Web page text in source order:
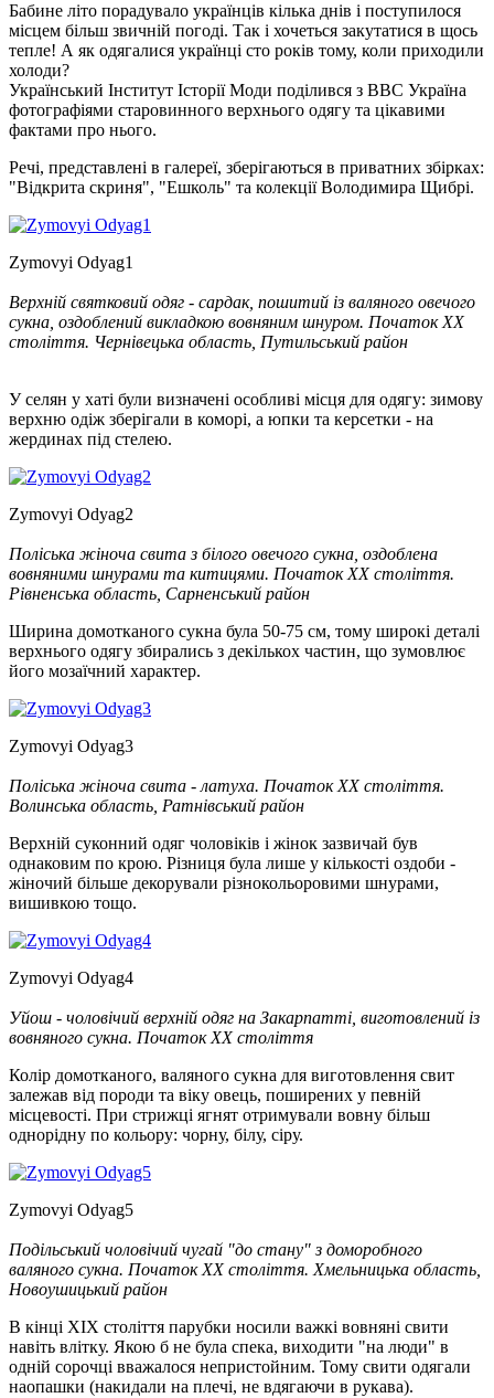
Бабине літо порадувало українців кілька днів і поступилося
місцем більш звичній погоді. Так і хочеться закутатися в щось
тепле! А як одягалися українці сто років тому, коли приходили
холоди?
Український Інститут Історії Моди поділився з BBC Україна
фотографіями старовинного верхнього одягу та цікавими
фактами про нього.
Речі, представлені в галереї, зберігаються в приватних збірках:
"Відкрита скриня", "Ешколь" та колекції Володимира Щибрі.
Zymovyi Odyag1
Верхній святковий одяг - сардак, пошитий із валяного овечого
сукна, оздоблений викладкою вовняним шнуром. Початок XX
століття. Чернівецька область, Путильський район
У селян у хаті були визначені особливі місця для одягу: зимову
верхню одіж зберігали в коморі, а юпки та керсетки - на
жердинах під стелею.
Zymovyi Odyag2
Поліська жіноча свита з білого овечого сукна, оздоблена
вовняними шнурами та китицями. Початок ХХ століття.
Рівненська область, Сарненський район
Ширина домотканого сукна була 50-75 см, тому широкі деталі
верхнього одягу збирались з декількох частин, що зумовлює
його мозаїчний характер.
Zymovyi Odyag3
Поліська жіноча свита - латуха. Початок ХХ століття.
Волинська область, Ратнівський район
Верхній суконний одяг чоловіків і жінок зазвичай був
однаковим по крою. Різниця була лише у кількості оздоби -
жіночий більше декорували різнокольоровими шнурами,
вишивкою тощо.
Zymovyi Odyag4
Уйош - чоловічий верхній одяг на Закарпатті, виготовлений із
вовняного сукна. Початок ХХ століття
Колір домотканого, валяного сукна для виготовлення свит
залежав від породи та віку овець, поширених у певній
місцевості. При стрижці ягнят отримували вовну більш
однорідну по кольору: чорну, білу, сіру.
Zymovyi Odyag5
Подільський чоловічий чугай "до стану" з доморобного
валяного сукна. Початок ХХ століття. Хмельницька область,
Новоушицький район
В кінці ХІХ століття парубки носили важкі вовняні свити
навіть влітку. Якою б не була спека, виходити "на люди" в
одній сорочці вважалося непристойним. Тому свити одягали
наопашки (накидали на плечі, не вдягаючи в рукава).